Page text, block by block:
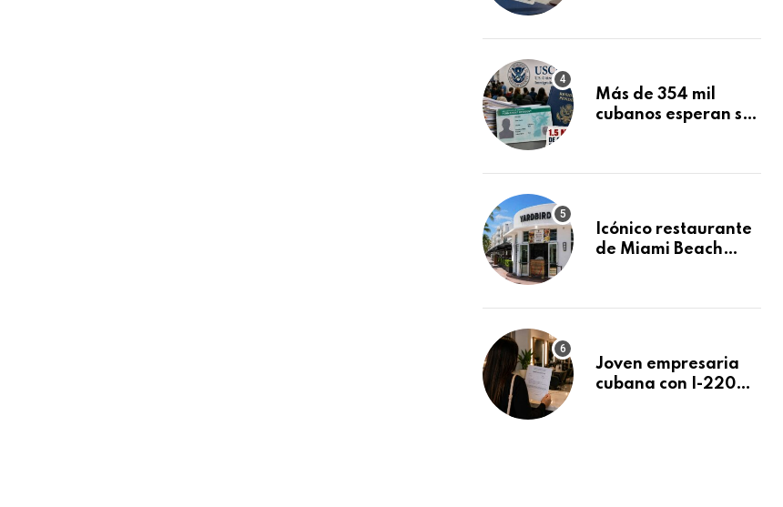
tras Writ of
Más de 354 mil
cubanos esperan su
acumula 1.5 millones
Icónico restaurante
de Miami Beach
después de 15 años
Joven empresaria
cubana con I-220A